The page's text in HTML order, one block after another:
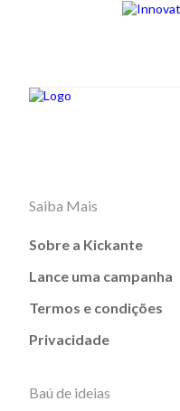
Saiba Mais
Sobre a Kickante
Lance uma campanha
Termos e condições
Privacidade
Baú de ideias